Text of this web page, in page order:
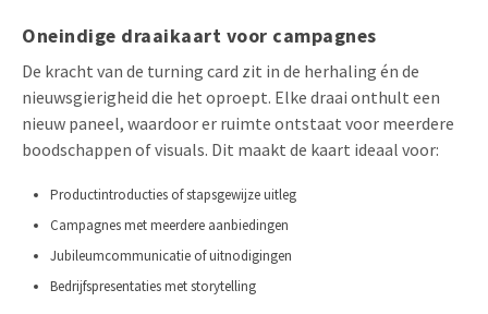
Oneindige draaikaart voor campagnes
De kracht van de turning card zit in de herhaling én de
nieuwsgierigheid die het oproept. Elke draai onthult een
nieuw paneel, waardoor er ruimte ontstaat voor meerdere
boodschappen of visuals. Dit maakt de kaart ideaal voor:
Productintroducties of stapsgewijze uitleg
Campagnes met meerdere aanbiedingen
Jubileumcommunicatie of uitnodigingen
Bedrijfspresentaties met storytelling